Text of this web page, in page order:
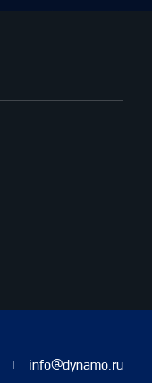
info@dynamo.ru